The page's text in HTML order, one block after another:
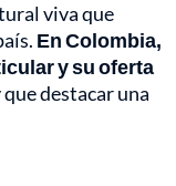
viva que
En Colombia,
y su oferta
destacar una